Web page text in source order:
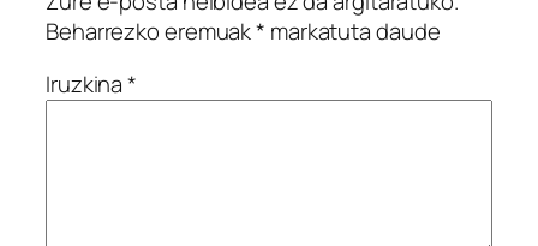
Beharrezko eremuak* markatuta daude
Iruzkina*